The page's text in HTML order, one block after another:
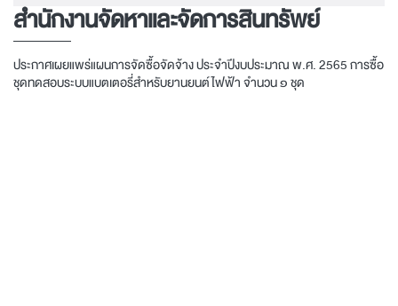
สำนักงานจัดหาและจัดการสินทรัพย์
ประกาศเผยแพร่แผนการจัดซื้อจัดจ้าง ประจำปีงบประมาณ พ.ศ. 2565 การซื้อ
ชุดทดสอบระบบแบตเตอรี่สำหรับยานยนต์ไฟฟ้าจำนวน ๑ ชุด